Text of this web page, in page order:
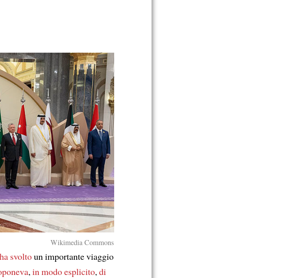
Wikimedia Commons
ha svoltoun importante viaggio
, in modo esplicito, di